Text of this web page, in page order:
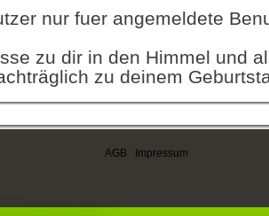
nur fuer angemeldete
zu dir in den Himmel und
zu deinem
AGB Impressum